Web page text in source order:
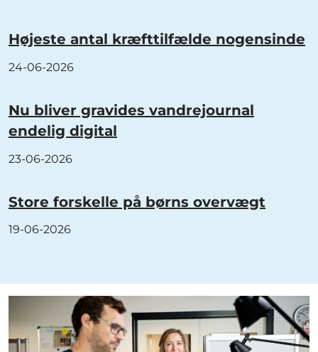
Højeste antal kræfttilfælde nogensinde
24-06-2026
Nu bliver gravides vandrejournal
endelig digital
23-06-2026
Store forskelle på børns overvægt
19-06-2026